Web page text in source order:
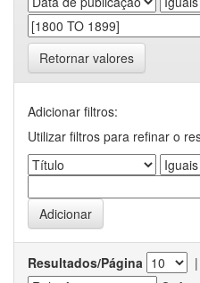
Retornar valores
Adicionar filtros:
Utilizar filtros para refinar o
Resultados/Página |